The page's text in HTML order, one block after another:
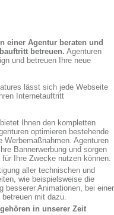
einer Agentur beraten und
betreuen. Agenturen
und betreuen Ihre neue
lässt sich jede Webseite
Internetauftritt
Ihnen den kompletten
optimieren bestehende
Agenturen
Bannerwerbung und sorgen
Ihre Zwecke nutzen können.
aller technischen und
wie beispielsweise die
besserer Animationen, bei einer
mit dazu.
in unserer Zeit